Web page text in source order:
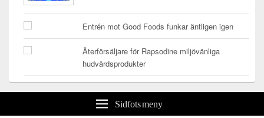
Entrén mot Good Foods funkar äntligen igen
Återförsäljare för Rapsodine miljövänliga
hudvårdsprodukter
Sidfots meny